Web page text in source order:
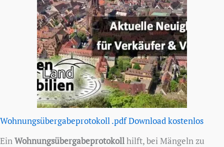
Wohnungsübergabeprotokoll .pdf Download kostenlos
EinWohnungsübergabeprotokollhilft, bei Mängeln zu